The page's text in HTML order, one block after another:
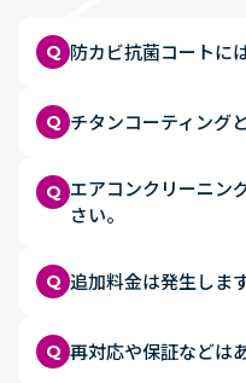
Q 防カビ抗菌コートに
Q チタンコーティング
Q エアコンクリーニン
さい。
Q 追加料金は発生しま
Q 再対応や保証などは